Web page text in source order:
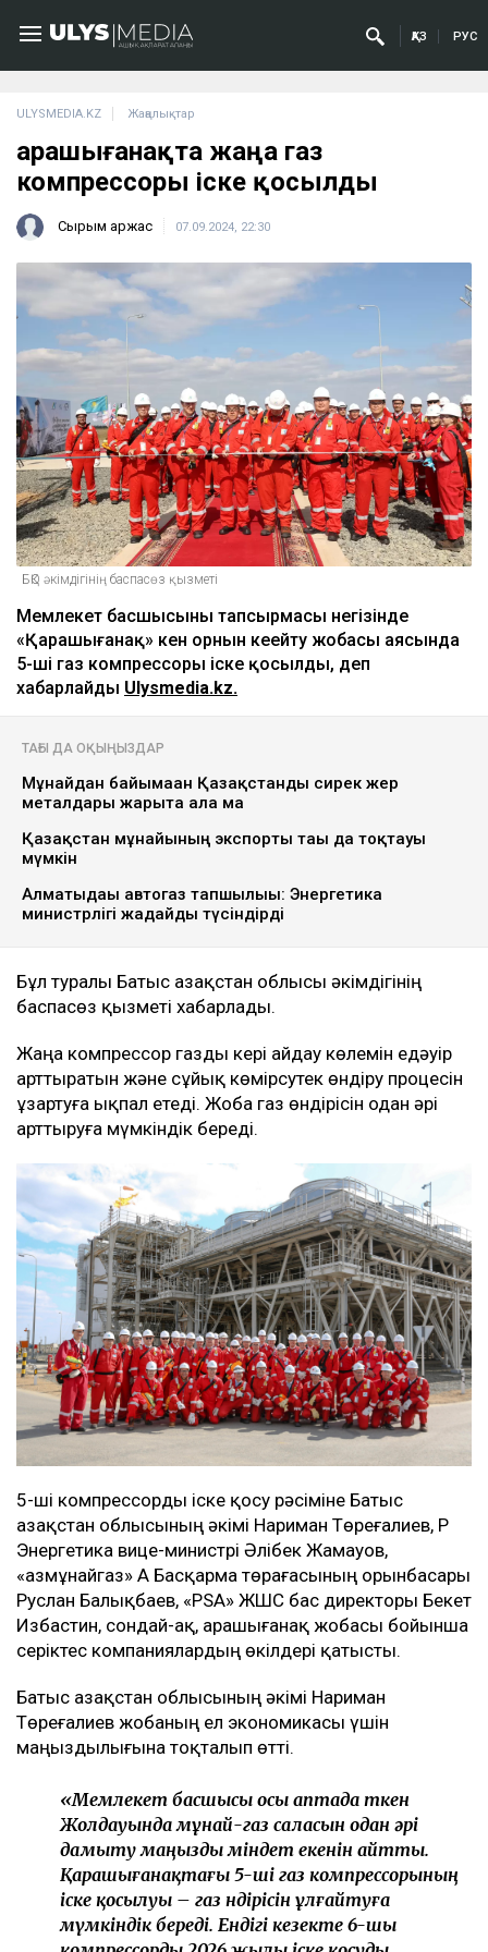
ҚАЗ РУС
ULYSMEDIA.KZ Жаңалықтар
Қарашығанақта жаңа газ
компрессоры іске қосылды
Сырым Қаржас 07.09.2024, 22:30
БҚО әкімдігінің баспасөз қызметі
Мемлекет басшысының тапсырмасы негізінде
«Қарашығанақ» кен орнын кеңейту жобасы аясында
5-ші газ компрессоры іске қосылды, деп
хабарлайды Ulysmedia.kz.
ТАҒЫ ДА ОҚЫҢЫЗДАР
Мұнайдан байымаған Қазақстанды сирек жер
металдары жарыта ала ма
Қазақстан мұнайының экспорты тағы да тоқтауы
мүмкін
Алматыдағы автогаз тапшылығы: Энергетика
министрлігі жағдайды түсіндірді
Бұл туралы Батыс Қазақстан облысы әкімдігінің
баспасөз қызметі хабарлады.
Жаңа компрессор газды кері айдау көлемін едәуір
арттыратын және сұйық көмірсутек өндіру процесін
ұзартуға ықпал етеді. Жоба газ өндірісін одан әрі
арттыруға мүмкіндік береді.
5-ші компрессорды іске қосу рәсіміне Батыс
Қазақстан облысының әкімі Нариман Төреғалиев, ҚР
Энергетика вице-министрі Әлібек Жамауов,
«Қазмұнайгаз» АҚ Басқарма төрағасының орынбасары
Руслан Балықбаев, «PSA» ЖШС бас директоры Бекет
Избастин, сондай-ақ, Қарашығанақ жобасы бойынша
серіктес компаниялардың өкілдері қатысты.
Батыс Қазақстан облысының әкімі Нариман
Төреғалиев жобаның ел экономикасы үшін
маңыздылығына тоқталып өтті.
«Мемлекет басшысы осы аптада өткен
Жолдауында мұнай-газ саласын одан әрі
дамыту маңызды міндет екенін айтты.
Қарашығанақтағы 5-ші газ компрессорының
іске қосылуы – газ өндірісін ұлғайтуға
мүмкіндік береді. Ендігі кезекте 6-шы